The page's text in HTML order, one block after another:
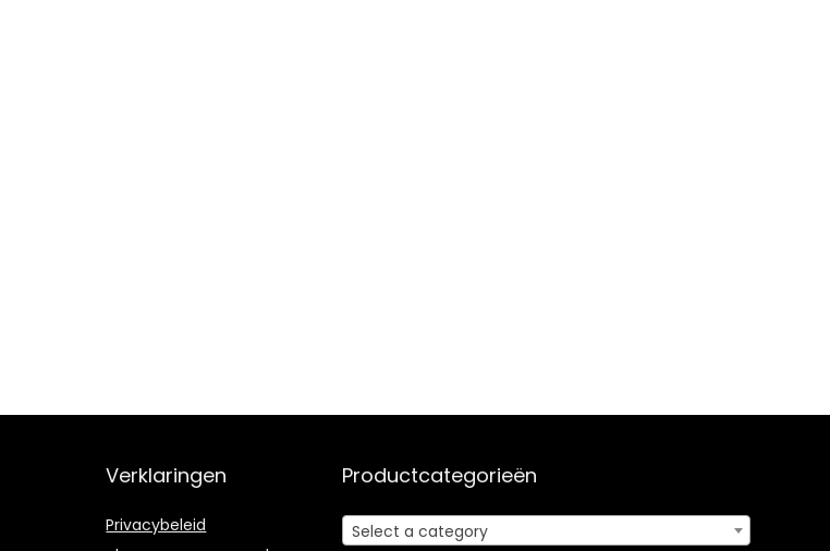
Verklaringen
Privacybeleid
Productcategorieën
Select a category